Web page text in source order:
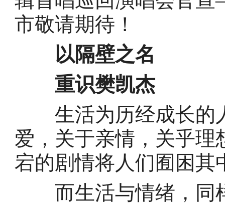
市敬请期待！
以隔壁之名
重识樊凯杰
生活为历经成长的
爱，关于亲情，关乎
宕的剧情将人们囿困其
而生活与情绪，同